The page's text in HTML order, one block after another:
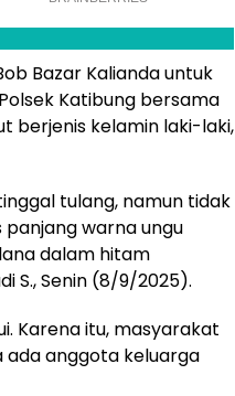
Bazar Kalianda untuk
Katibung bersama
berjenis kelamin laki-laki,
tulang, namun tidak
warna ungu
dalam hitam
S., Senin (8/9/2025).
Karena itu, masyarakat
anggota keluarga